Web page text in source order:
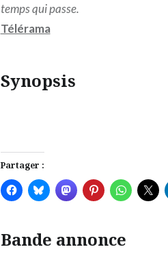
temps qui passe.
Télérama
Synopsis
Partager :
Bande annonce